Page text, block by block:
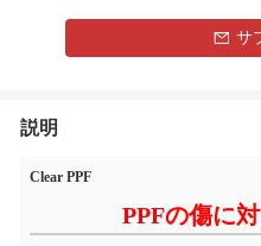
サ
説明
Clear PPF
PPFの傷に